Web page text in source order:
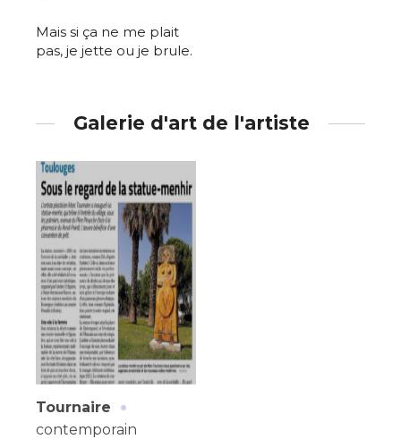
Mais si ça ne me plait
pas, je jette ou je brule.
Galerie d'art de l'artiste
Tournaire ·
contemporain